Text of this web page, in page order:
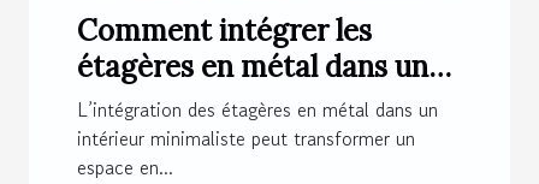
Comment intégrer les
étagères en métal dans un
intérieur minimaliste ?
L’intégration des étagères en métal dans un
intérieur minimaliste peut transformer un
espace en...